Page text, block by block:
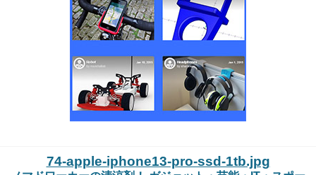
74-apple-iphone13-pro-ssd-1tb.jpg